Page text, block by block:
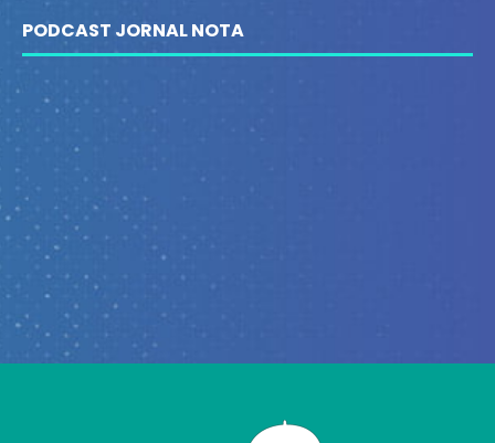
PODCAST JORNAL NOTA